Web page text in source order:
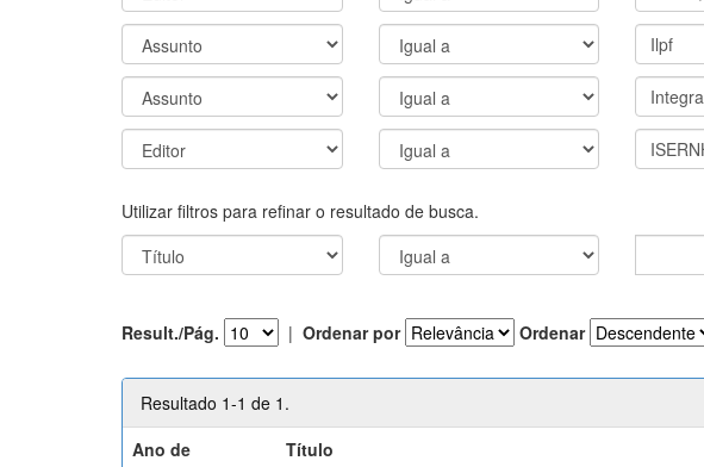
Utilizar filtros para refinar o resultado de busca.
Result./Pág. | Ordenar por Ordenar
Resultado 1-1 de 1.
Ano de
Título